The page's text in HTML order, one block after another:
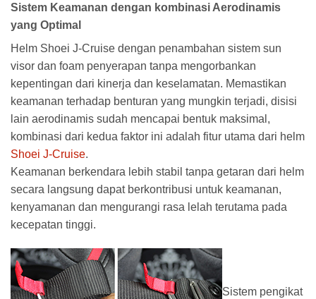
Sistem Keamanan dengan kombinasi Aerodinamis
yang Optimal
Helm Shoei J-Cruise dengan penambahan sistem sun
visor dan foam penyerapan tanpa mengorbankan
kepentingan dari kinerja dan keselamatan. Memastikan
keamanan terhadap benturan yang mungkin terjadi, disisi
lain aerodinamis sudah mencapai bentuk maksimal,
kombinasi dari kedua faktor ini adalah fitur utama dari helm
Shoei J-Cruise.
Keamanan berkendara lebih stabil tanpa getaran dari helm
secara langsung dapat berkontribusi untuk keamanan,
kenyamanan dan mengurangi rasa lelah terutama pada
kecepatan tinggi.
Sistem pengikat